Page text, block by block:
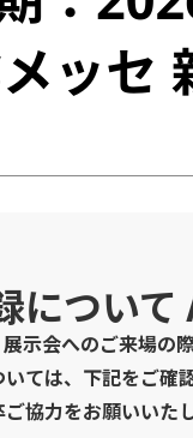
について
示会へのご来場の
ては、下記をご確
協力をお願いいたし